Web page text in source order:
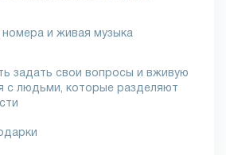
номера и живая музыка
задать свои вопросы и вживую
с людьми, которые разделяют